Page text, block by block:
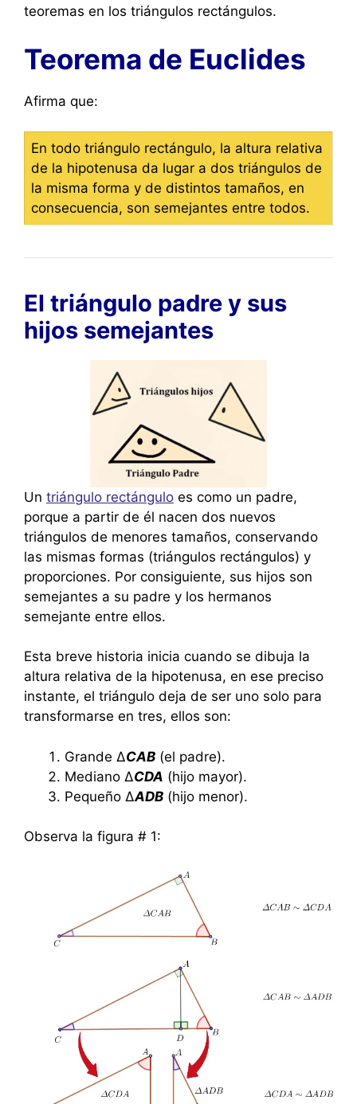
teoremas en los triángulos rectángulos.
Teorema de Euclides
Afirma que:
En todo triángulo rectángulo, la altura relativa
de la hipotenusa da lugar a dos triángulos de
la misma forma y de distintos tamaños, en
consecuencia, son semejantes entre todos.
El triángulo padre y sus
hijos semejantes
Un triángulo rectángulo es como un padre,
porque a partir de él nacen dos nuevos
triángulos de menores tamaños, conservando
las mismas formas (triángulos rectángulos) y
proporciones. Por consiguiente, sus hijos son
semejantes a su padre y los hermanos
semejante entre ellos.
Esta breve historia inicia cuando se dibuja la
altura relativa de la hipotenusa, en ese preciso
instante, el triángulo deja de ser uno solo para
transformarse en tres, ellos son:
Grande ΔCAB (el padre).
Mediano ΔCDA (hijo mayor).
Pequeño ΔADB (hijo menor).
Observa la figura # 1: